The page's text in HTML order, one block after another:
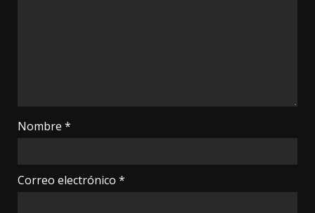
Nombre *
Correo electrónico *